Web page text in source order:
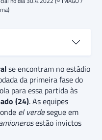
um dos jogos
Liga Profissional.El
na competição,
partidas e sendo
Enquanto isso,los
quatro confrontos.O
Central e o
se encontram no estádio
da primeira fase do
para essa partida às
(24). As equipes
el verdesegue em
estão invictos